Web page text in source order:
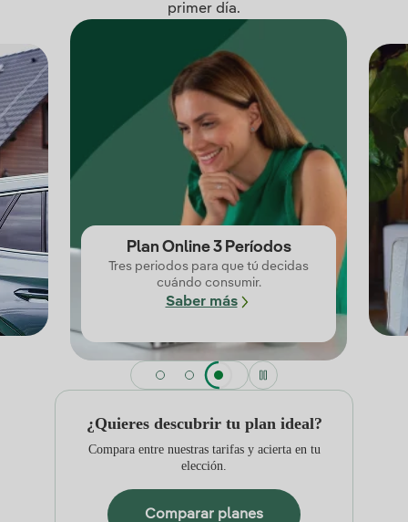
primer día.
Plan Online 3 Períodos
Tres periodos para que tú decidas
cuándo consumir.
Saber más
¿Quieres descubrir tu plan ideal?
Compara entre nuestras tarifas y acierta en tu
elección.
Comparar planes